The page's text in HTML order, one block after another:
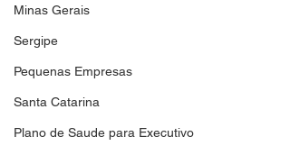
Minas Gerais
Sergipe
Pequenas Empresas
Santa Catarina
Plano de Saude para Executivo